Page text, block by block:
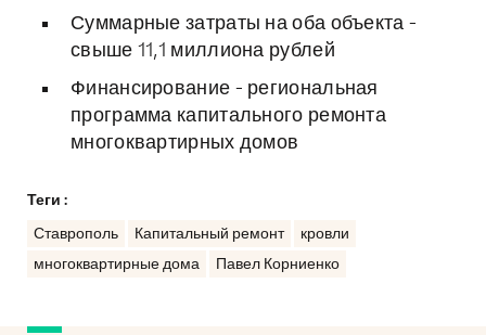
Суммарные затраты на оба объекта -
свыше 11,1 миллиона рублей
Финансирование - региональная
программа капитального ремонта
многоквартирных домов
Теги :
Ставрополь Капитальный ремонт
кровли
многоквартирные дома
Павел Корниенко